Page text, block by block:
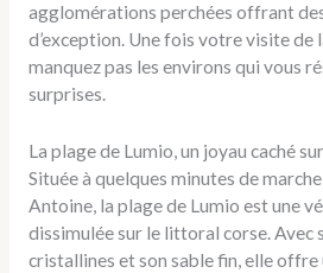
agglomérations perchées offrant
d’exception. Une fois votre visite de
manquez pas les environs qui vous
surprises.
La plage de Lumio, un joyau caché
Située à quelques minutes de
Antoine, la plage de Lumio est une
dissimulée sur le littoral corse. Avec
cristallines et son sable fin, elle